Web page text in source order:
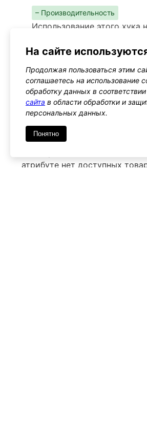
– Производительность
Использование этого хука
поскольку изменения
– Предупреждения
Убедитесь, что изменения
пользователям полезные
Альтернативы
Тип: action
Этот хук позволяет
атрибуте нет доступных
На сайте
Продолжая пользоваться этим
соглашаетесь на использование
обработку данных в
сайта в области обработки и
персональных данных.
Понятно